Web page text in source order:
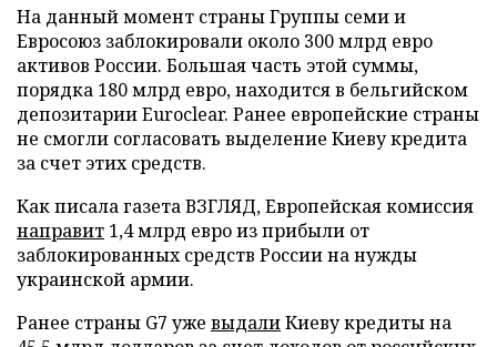
На данный момент страны Группы семи и
Евросоюз заблокировали около 300 млрд евро
активов России. Большая часть этой суммы,
порядка 180 млрд евро, находится в бельгийском
депозитарии Euroclear. Ранее европейские страны
не смогли согласовать выделение Киеву кредита
за счет этих средств.
Как писала газета ВЗГЛЯД, Европейская комиссия
направит 1,4 млрд евро из прибыли от
заблокированных средств России на нужды
украинской армии.
Ранее страны G7 уже выдалиКиеву кредиты на